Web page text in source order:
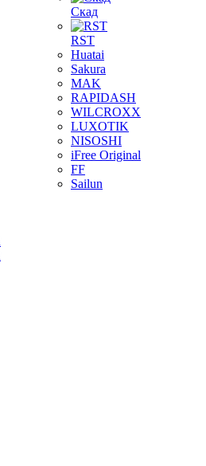
Скад
RST
Huatai
Sakura
MAK
RAPIDASH
WILCROXX
LUXOTIK
NISOSHI
iFree Original
FF
Sailun